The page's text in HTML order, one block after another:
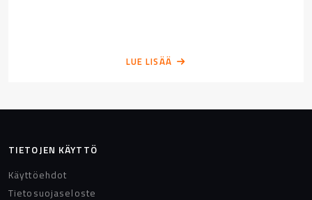
LUE LISÄÄ
TIETOJEN KÄYTTÖ
Käyttöehdot
Tietosuojaseloste